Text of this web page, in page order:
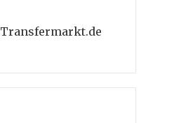
Transfermarkt.de